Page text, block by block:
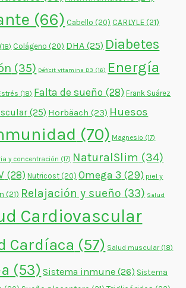
(66) Cabello (20) CARLYLE(21)
(18) Colágeno (20) DHA (25) Diabetes
(35) Déficit vitamina D3 (16) Energía
(18) Falta de sueño (28) Frank Suárez
(25) Horbäach (23) Huesos
(70) Magnesio (17)
y concentración (17) NaturalSlim (34)
(28) Nutricost (20) Omega 3 (29) piel y
(21) Relajación y sueño (33) Salud
Cardiovascular
Cardíaca (57) Salud muscular(18)
(53) Sistema inmune (26) Sistema